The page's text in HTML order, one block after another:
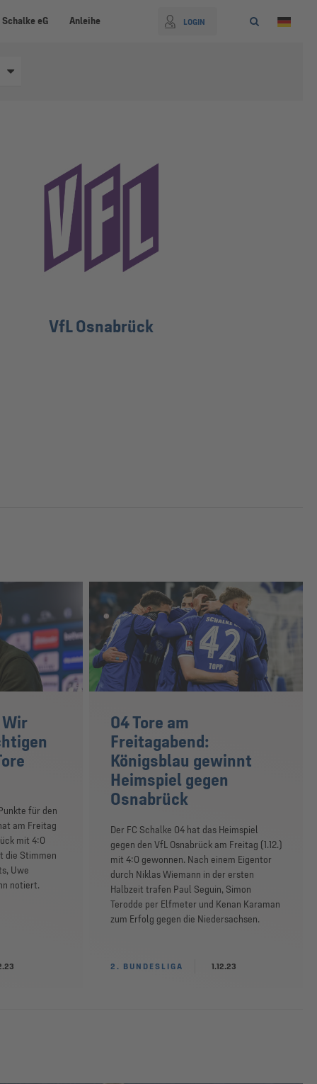
eG Anleihe LOGIN
VfL Osnabrück
für den
am Freitag
mit 4:0
die Stimmen
Uwe
notiert.
04 Tore am
Freitagabend:
Königsblau gewinnt
Heimspiel gegen
Osnabrück
Der FC Schalke 04 hat das Heimspiel
gegen den VfL Osnabrück am Freitag (1.12.)
mit 4:0 gewonnen. Nach einem Eigentor
durch Niklas Wiemann in der ersten
Halbzeit trafen Paul Seguin, Simon
Terodde per Elfmeter und Kenan Karaman
zum Erfolg gegen die Niedersachsen.
2. BUNDESLIGA 1.12.23